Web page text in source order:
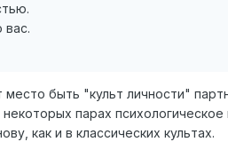
вас.
быть "культ личности"
парах психологическое
как и в классических культах.